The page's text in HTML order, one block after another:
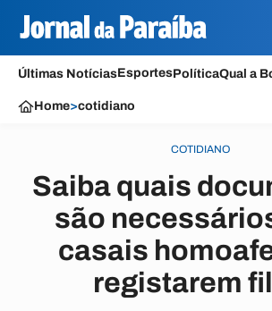
Últimas NotíciasEsportesPolíticaQual a
Home>cotidiano
COTIDIANO
Saiba quais
são
casais
registarem